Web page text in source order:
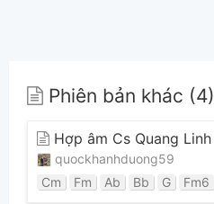
Phiên bản khác (4)
Hợp âm Cs Quang Linh
quockhanhduong59
Cm Fm Ab Bb G Fm6